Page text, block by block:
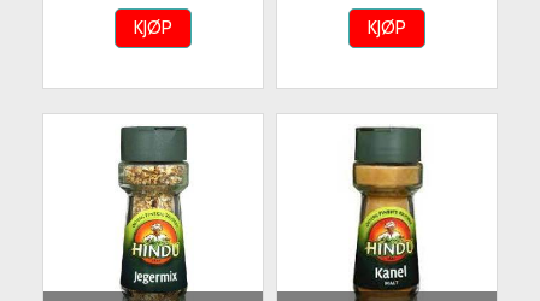
KJØP KJØP